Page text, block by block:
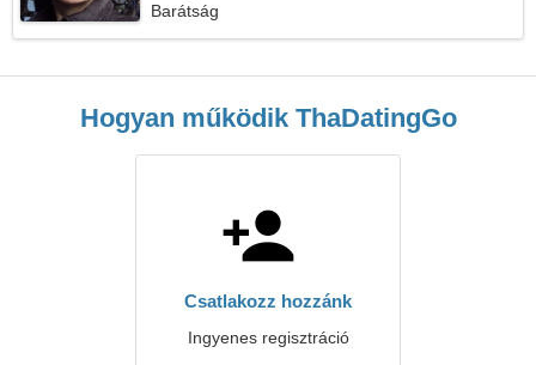
Barátság
Hogyan működik ThaDatingGo
Csatlakozz hozzánk
Ingyenes regisztráció